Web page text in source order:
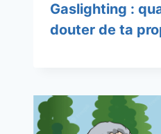
Gaslighting :
douter de ta